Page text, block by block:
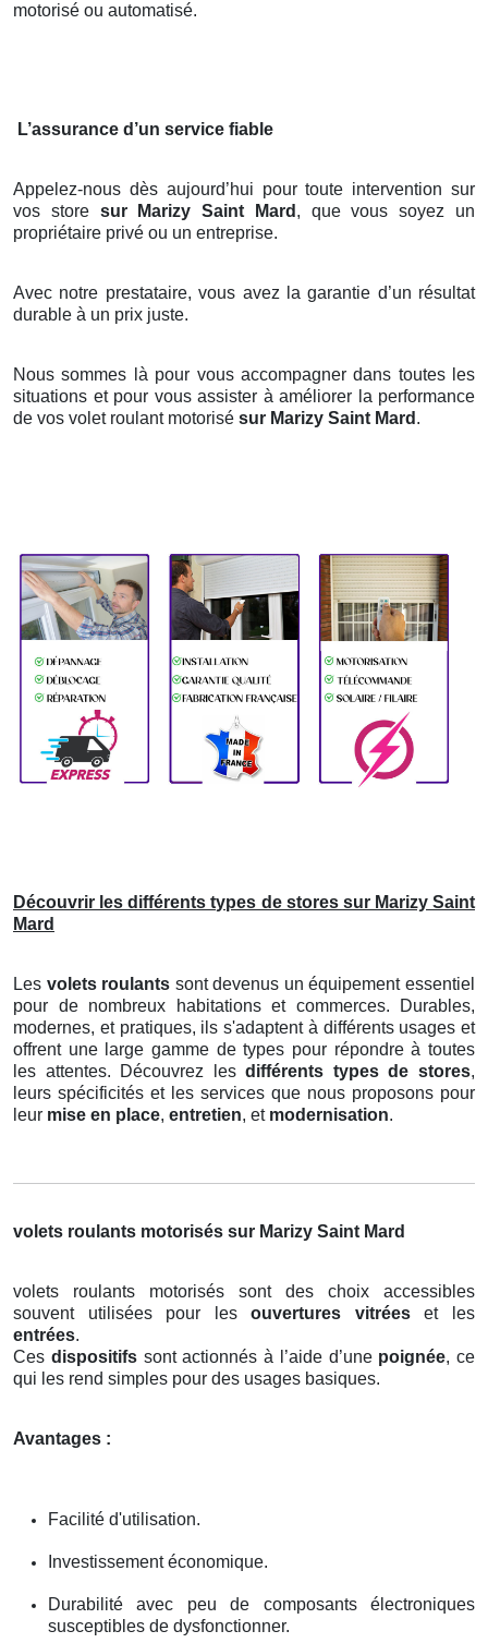
motorisé ou automatisé.
L’assurance d’un service fiable
Appelez-nous dès aujourd’hui pour toute intervention sur
vos store sur Marizy Saint Mard , que vous soyez un
propriétaire privé ou un entreprise.
Avec notre prestataire, vous avez la garantie d’un résultat
durable à un prix juste.
Nous sommes là pour vous accompagner dans toutes les
situations et pour vous assister à améliorer la performance
de vos volet roulant motorisé sur Marizy Saint Mard .
Découvrir les différents types de stores sur Marizy Saint
Mard
Les volets roulants sont devenus un équipement essentiel
pour de nombreux habitations et commerces. Durables,
modernes, et pratiques, ils s'adaptent à différents usages et
offrent une large gamme de types pour répondre à toutes
les attentes. Découvrez lesdifférents types de stores,
leurs spécificités et les services que nous proposons pour
leur mise en place, entretien, et modernisation.
volets roulants motorisés sur Marizy Saint Mard
volets roulants motorisés sont des choix accessibles
souvent utilisées pour lesouvertures vitréeset les
entrées.
Ces dispositifssont actionnés à l’aide d’une poignée, ce
qui les rend simples pour des usages basiques.
Avantages :
Facilité d'utilisation.
Investissement économique.
Durabilité avec peu de composants électroniques
susceptibles de dysfonctionner.